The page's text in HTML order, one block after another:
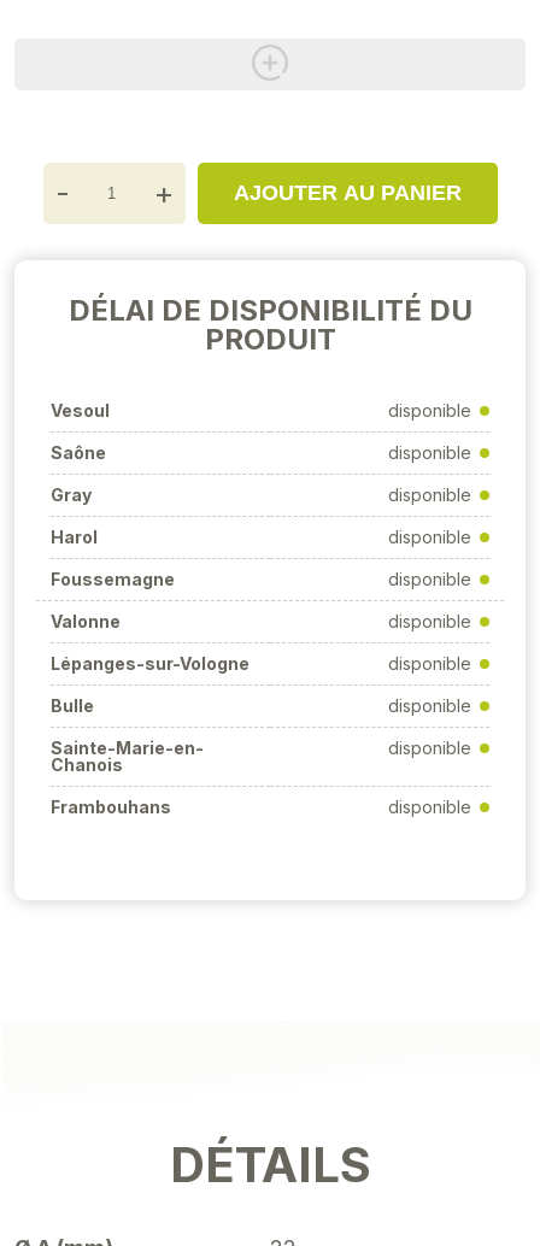
- + AJOUTER AU PANIER
DÉLAI DE DISPONIBILITÉ DU
PRODUIT
Vesoul disponible
Saône disponible
Gray disponible
Harol disponible
Foussemagne disponible
Valonne disponible
Lépanges-sur-Vologne disponible
Bulle disponible
Sainte-Marie-en-
Chanois
disponible
Frambouhans disponible
DÉTAILS